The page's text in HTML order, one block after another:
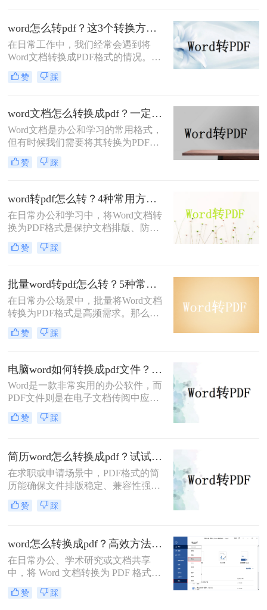
种免费转换方法，助你高效完成转
换。
word怎么转pdf？这3个转换方法赶紧收藏起来
在日常工作中，我们经常会遇到将
Word文档转换成PDF格式的情况。
PDF格式不仅可以保留文档的格式和
布局，还可以保证文档在不同设备上
word怎么转PDF，以及一些常见的
Word转PDF问题。
赞 踩
word文档怎么转换成pdf？一定要试试这四种方法！
Word文档是办公和学习的常用格式，
但有时候我们需要将其转换为PDF格
式，以确保文档内容的稳定性和可读
性。PDF格式可以保留文档的原始格
查看时都能保持一致性。那么word文
档怎么转换成pdf呢？下面将介绍四种
将Word文档转换成PDF的方法，帮助
您轻松完成转换。
赞 踩
word转pdf怎么转？4种常用方法详解！
在日常办公和学习中，将Word文档转
换为PDF格式是保护文档排版、防止
篡改的重要需求。那么word转pdf怎么
转呢？本文将介绍几种常用方法，帮
赞 踩
批量word转pdf怎么转？5种常用方法详解！
在日常办公场景中，批量将Word文档
转换为PDF格式是高频需求。那么批
量word转pdf怎么转呢？本文从四种主
流转换方案，适合不同场景和用户需
赞 踩
电脑word如何转换成pdf文件？教你4个方法轻松完成转换任务！
Word是一款非常实用的办公软件，而
PDF文件则是在电子文档传阅中应用
广泛的格式，因此很多人常常需要将
Word文件转换成PDF文件。那么电脑
法，帮助你快速将电脑上的Word文件
转换成PDF格式。
赞 踩
简历word怎么转换成pdf？试试这5种常用转换方法！
在求职或申请场景中，PDF格式的简
历能确保文件排版稳定、兼容性强，
避免因不同设备或软件打开导致格式
错乱。那么简历word怎么转换成pdf
高效完成转换并提升简历的专业性。
赞 踩
word怎么转换成pdf？高效方法与专业建议！
在日常办公、学术研究或文档共享
中，将 Word 文档转换为 PDF 格式已
成为刚需。PDF 格式的跨平台一致
性、防篡改特性和专业外观使其成为
赞 踩